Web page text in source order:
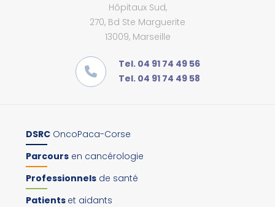
Hôpitaux Sud,
270, Bd Ste Marguerite
13009, Marseille
Tel. 04 91 74 49 56
Tel. 04 91 74 49 58
DSRC OncoPaca-Corse
Parcours en cancérologie
Professionnels de santé
Patients et aidants